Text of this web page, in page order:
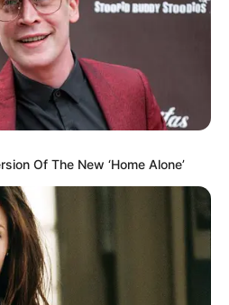
Of The New ‘Home Alone’